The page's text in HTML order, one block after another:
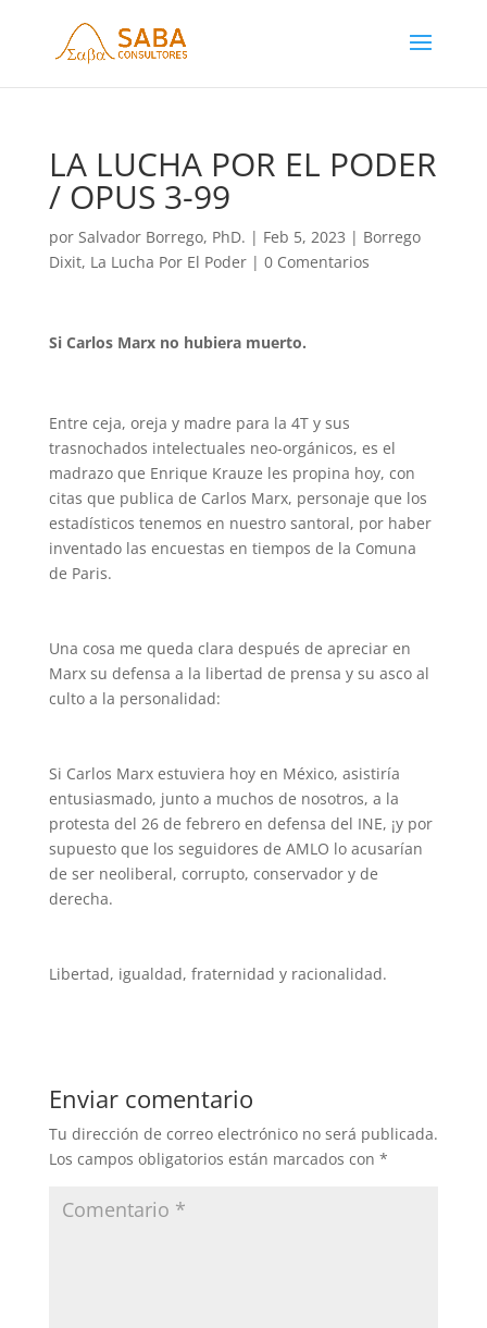
LA LUCHA POR EL PODER
/ OPUS 3-99
por Salvador Borrego, PhD. | Feb 5, 2023 | Borrego
Dixit, La Lucha Por El Poder| 0 Comentarios
Si Carlos Marx no hubiera muerto.
Entre ceja, oreja y madre para la 4T y sus
trasnochados intelectuales neo-orgánicos, es el
madrazo que Enrique Krauze les propina hoy, con
citas que publica de Carlos Marx, personaje que los
estadísticos tenemos en nuestro santoral, por haber
inventado las encuestas en tiempos de la Comuna
de Paris.
Una cosa me queda clara después de apreciar en
Marx su defensa a la libertad de prensa y su asco al
culto a la personalidad:
Si Carlos Marx estuviera hoy en México, asistiría
entusiasmado, junto a muchos de nosotros, a la
protesta del 26 de febrero en defensa del INE, ¡y por
supuesto que los seguidores de AMLO lo acusarían
de ser neoliberal, corrupto, conservador y de
derecha.
Libertad, igualdad, fraternidad y racionalidad.
Enviar comentario
Tu dirección de correo electrónico no será publicada.
Los campos obligatorios están marcados con *